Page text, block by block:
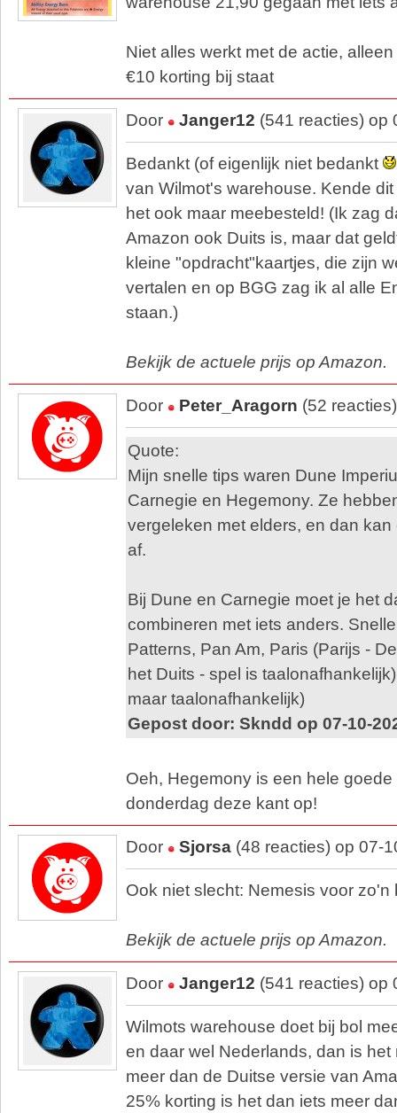
Niet alles werkt met de actie,
€10 korting bij staat
Door Janger12 (541 reacties) op
Bedankt (of eigenlijk niet bedankt
van Wilmot's warehouse. Kende
het ook maar meebesteld! (Ik zag
Amazon ook Duits is, maar dat
kleine "opdracht"kaartjes, die zijn
vertalen en op BGG zag ik al alle
staan.)
Bekijk de actuele prijs op Amazon.
Door Peter_Aragorn (52
Quote:
Mijn snelle tips waren Dune
Carnegie en Hegemony. Ze
vergeleken met elders, en dan
af.
Bij Dune en Carnegie moet je het
combineren met iets anders.
Patterns, Pan Am, Paris (Parijs -
het Duits - spel is
maar taalonafhankelijk)
Gepost door: Skndd op 07-10-
Oeh, Hegemony is een hele goede
donderdag deze kant op!
Door Sjorsa (48 reacties) op 07-
Ook niet slecht: Nemesis voor zo'n
Bekijk de actuele prijs op Amazon.
Door Janger12 (541 reacties) op
Wilmots warehouse doet bij bol
en daar wel Nederlands, dan is
meer dan de Duitse versie van
25% korting is het dan iets meer